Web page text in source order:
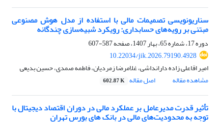
سناریونویسی تصمیمات مالی با استفاده از مدل هوش مصنوعی
مبتنی بر رویه‌های حسابداری: رویکرد شبیه‌سازی چندگانه
دوره 17، شماره 65، بهار 1407، صفحه
587-607
10.22034/jik.2026.79190.4928
امیر اقاعلی زاده دارانداشی، غلامرضا زمردیان، فاطمه صمدی، حسین بدیعی
مشاهده مقاله
اصل مقاله 602.87 K
تأثیر قدرت مدیرعامل بر عملکرد مالی در دوران اقتصاد دیجیتال با
توجه به محدودیت‌های مالی در بانک های بورس تهران